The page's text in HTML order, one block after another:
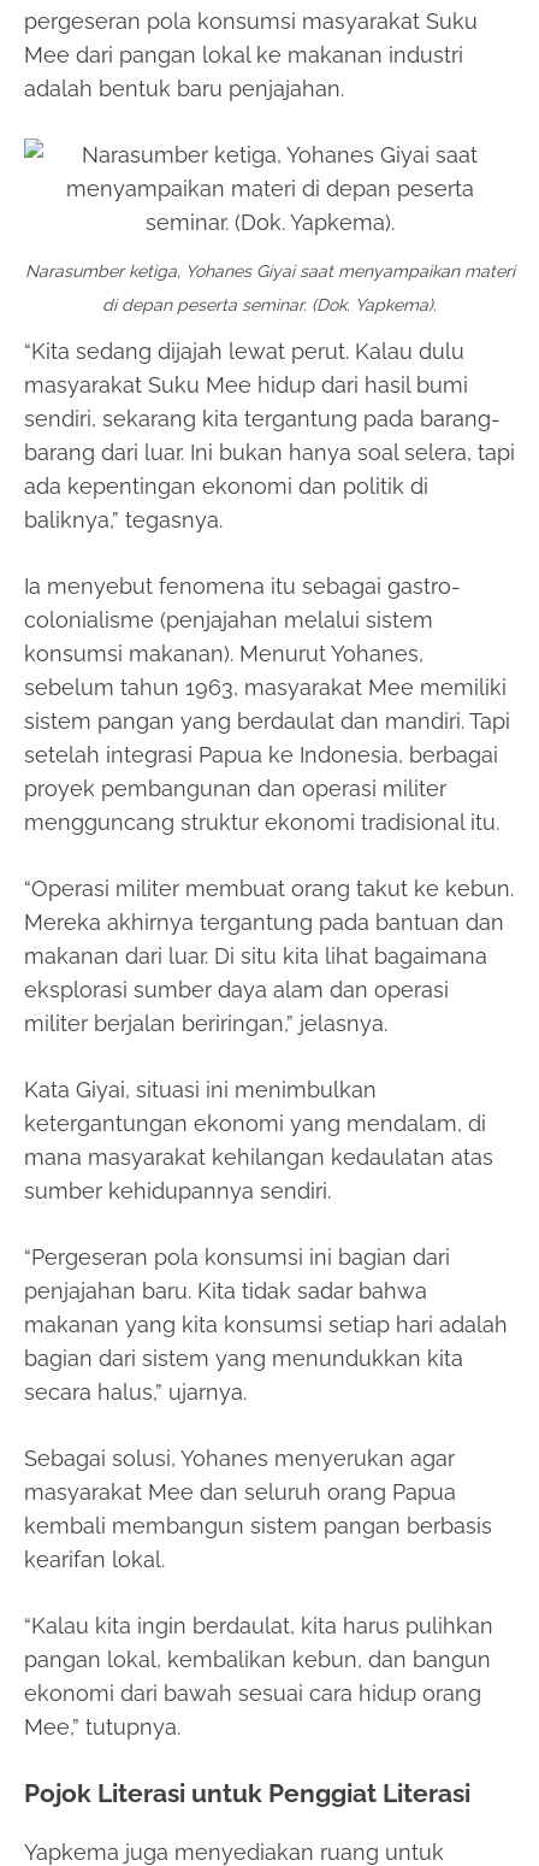
pergeseran pola konsumsi masyarakat Suku
Mee dari pangan lokal ke makanan industri
adalah bentuk baru penjajahan.
Narasumber ketiga, Yohanes Giyai saat menyampaikan materi
di depan peserta seminar. (Dok. Yapkema).
“Kita sedang dijajah lewat perut. Kalau dulu
masyarakat Suku Mee hidup dari hasil bumi
sendiri, sekarang kita tergantung pada barang-
barang dari luar. Ini bukan hanya soal selera, tapi
ada kepentingan ekonomi dan politik di
baliknya,” tegasnya.
Ia menyebut fenomena itu sebagai gastro-
colonialisme (penjajahan melalui sistem
konsumsi makanan). Menurut Yohanes,
sebelum tahun 1963, masyarakat Mee memiliki
sistem pangan yang berdaulat dan mandiri. Tapi
setelah integrasi Papua ke Indonesia, berbagai
proyek pembangunan dan operasi militer
mengguncang struktur ekonomi tradisional itu.
“Operasi militer membuat orang takut ke kebun.
Mereka akhirnya tergantung pada bantuan dan
makanan dari luar. Di situ kita lihat bagaimana
eksplorasi sumber daya alam dan operasi
militer berjalan beriringan,” jelasnya.
Kata Giyai, situasi ini menimbulkan
ketergantungan ekonomi yang mendalam, di
mana masyarakat kehilangan kedaulatan atas
sumber kehidupannya sendiri.
“Pergeseran pola konsumsi ini bagian dari
penjajahan baru. Kita tidak sadar bahwa
makanan yang kita konsumsi setiap hari adalah
bagian dari sistem yang menundukkan kita
secara halus,” ujarnya.
Sebagai solusi, Yohanes menyerukan agar
masyarakat Mee dan seluruh orang Papua
kembali membangun sistem pangan berbasis
kearifan lokal.
“Kalau kita ingin berdaulat, kita harus pulihkan
pangan lokal, kembalikan kebun, dan bangun
ekonomi dari bawah sesuai cara hidup orang
Mee,” tutupnya.
Pojok Literasi untuk Penggiat Literasi
Yapkema juga menyediakan ruang untuk